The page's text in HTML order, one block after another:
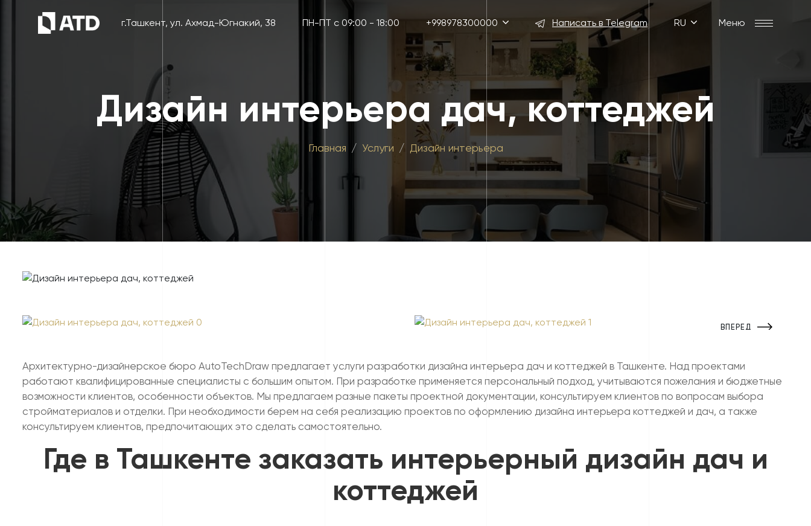
г.Ташкент, ул. Ахмад-Югнакий, 38 ПН-ПТ с 09:00 - 18:00 +998978300000 Написать в Telegram RU Меню
Дизайн интерьера дач, коттеджей
Главная Услуги Дизайн интерьера
ВПЕРЕД
Архитектурно-дизайнерское бюро AutoTechDraw предлагает услуги разработки дизайна интерьера дач и коттеджей в Ташкенте. Над проектами
работают квалифицированные специалисты с большим опытом. При разработке применяется персональный подход, учитываются пожелания и бюджетные
возможности клиентов, особенности объектов. Мы предлагаем разные пакеты проектной документации, консультируем клиентов по вопросам выбора
стройматериалов и отделки. При необходимости берем на себя реализацию проектов по оформлению дизайна интерьера коттеджей и дач, а также
консультируем клиентов, предпочитающих это сделать самостоятельно.
Где в Ташкенте заказать интерьерный дизайн дач и
коттеджей